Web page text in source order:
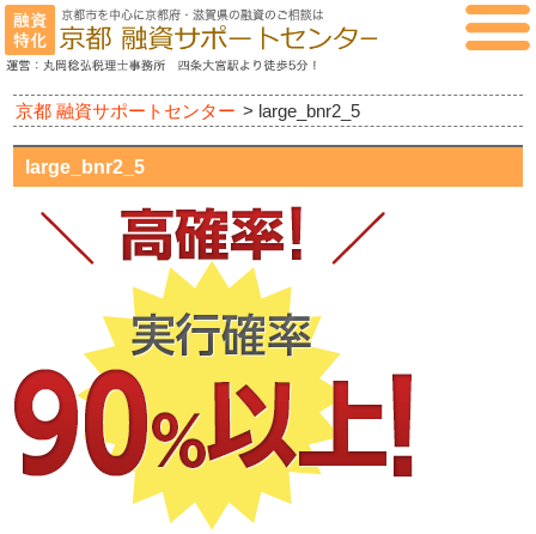
京都 融資サポートセンター > large_bnr2_5
large_bnr2_5